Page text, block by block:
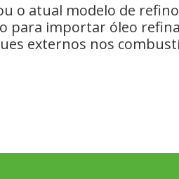
o atual modelo de
para importar óleo
externos nos